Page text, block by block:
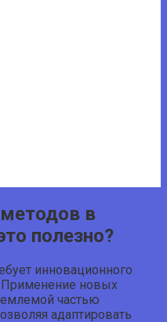
в
полезно?
инновационного
Применение новых
частью
адаптировать